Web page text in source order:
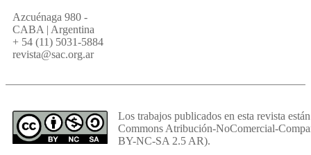
Azcuénaga 980 -
CABA | Argentina
+ 54 (11) 5031-5884
revista@sac.org.ar
Los trabajos publicados en esta revista
Commons Atribución-NoComercial-
BY-NC-SA 2.5 AR).